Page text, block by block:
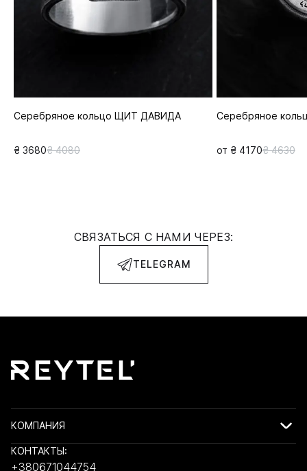
Серебряное кольцо ЩИТ ДАВИДА
₴ 3680₴ 4080
Серебряное
от ₴ 4170₴ 4630
СВЯЗАТЬСЯ С НАМИ ЧЕРЕЗ:
TELEGRAM
КОМПАНИЯ
КОНТАКТЫ:
+380671044754